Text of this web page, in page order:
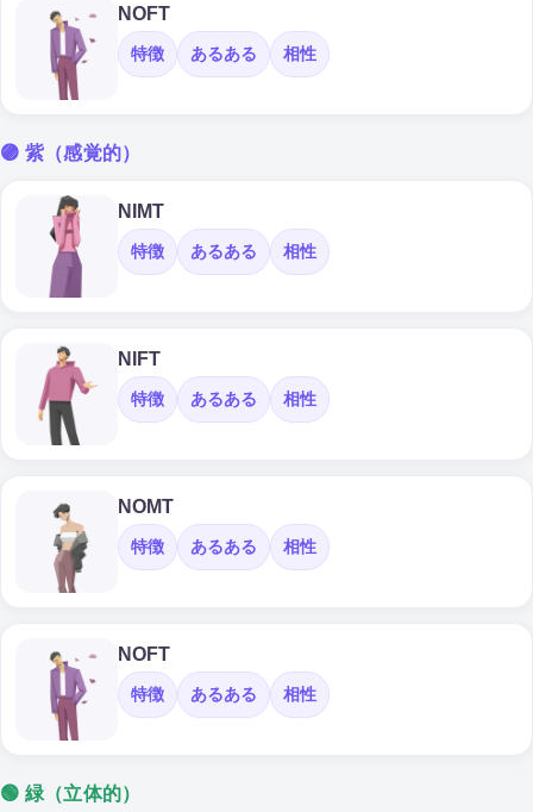
NOFT
特徴 あるある 相性
🟣 紫（感覚的）
NIMT
特徴 あるある 相性
NIFT
特徴 あるある 相性
NOMT
特徴 あるある 相性
NOFT
特徴 あるある 相性
🟢 緑（立体的）